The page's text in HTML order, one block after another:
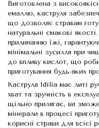
Виготовлена ​​з
емаллю, каструля
що дозволяє стравам
натуральні смакові
прилипанню їжі,
мінімальні зусилля при
до впливу кислот, що
приготування будь-яких
Каструля Idilia має литі
хват та зручність в
щільно прилягає, ви
мінерали в процесі
корисні страви для всієї